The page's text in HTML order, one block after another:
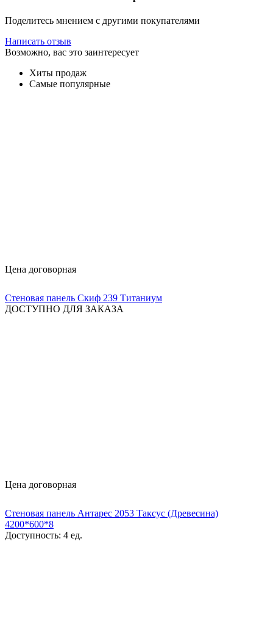
Поделитесь мнением с другими покупателями
Написать отзыв
Возможно, вас это заинтересует
Хиты продаж
Самые популярные
Цена договорная
Стеновая панель Скиф 239 Титаниум
ДОСТУПНО ДЛЯ ЗАКАЗА
Цена договорная
Стеновая панель Антарес 2053 Таксус (Древесина)
4200*600*8
Доступность: 4 ед.